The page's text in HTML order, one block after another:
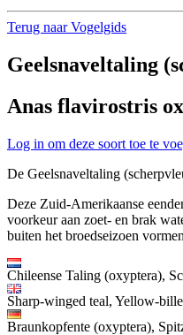
Terug naar Vogelgids
Geelsnaveltaling
Anas flavirostris
Log in om deze soort toe te
De Geelsnaveltaling
Deze Zuid-Amerikaanse
voorkeur aan zoet- en brak
buiten het broedseizoen
Chileense Taling (oxyptera),
Sharp-winged teal, Yellow-
Braunkopfente (oxyptera),